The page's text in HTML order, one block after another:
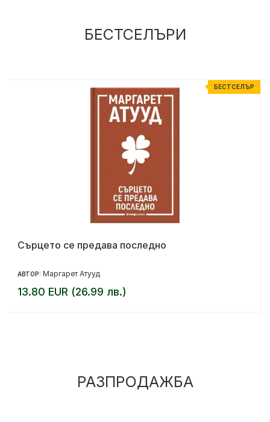
БЕСТСЕЛЪРИ
БЕСТСЕЛЪР
Сърцето се предава последно
АВТОР: Маргарет Атууд
13.80 EUR (26.99 лв.)
РАЗПРОДАЖБА